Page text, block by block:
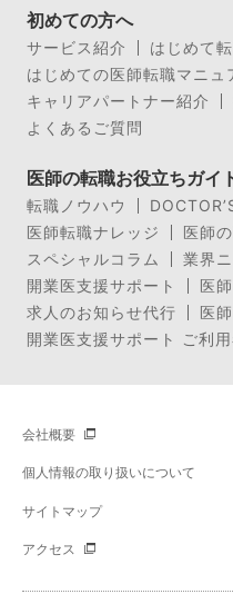
初めての方へ
サービス紹介
はじめて
はじめての医師転職マニュ
キャリアパートナー紹介
よくあるご質問
医師の転職お役立ちガイ
転職ノウハウ
医師転職ナレッジ
医師
スペシャルコラム
業界
開業医支援サポート
医
求人のお知らせ代行
医
開業医支援サポート ご利
会社概要
個人情報の取り扱いについて
サイトマップ
アクセス